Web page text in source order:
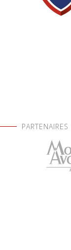
PARTENAIRES